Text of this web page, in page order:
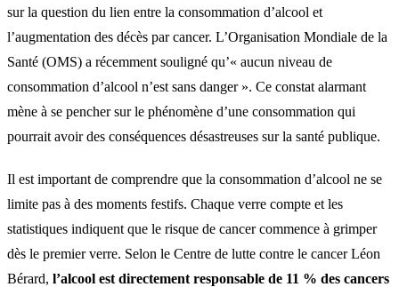
sur la question du lien entre la consommation d’alcool et
l’augmentation des décès par cancer. L’Organisation Mondiale de la
Santé (OMS) a récemment souligné qu’« aucun niveau de
consommation d’alcool n’est sans danger ». Ce constat alarmant
mène à se pencher sur le phénomène d’une consommation qui
pourrait avoir des conséquences désastreuses sur la santé publique.
Il est important de comprendre que la consommation d’alcool ne se
limite pas à des moments festifs. Chaque verre compte et les
statistiques indiquent que le risque de cancer commence à grimper
dès le premier verre. Selon le Centre de lutte contre le cancer Léon
Bérard, l’alcool est directement responsable de 11 % des cancers